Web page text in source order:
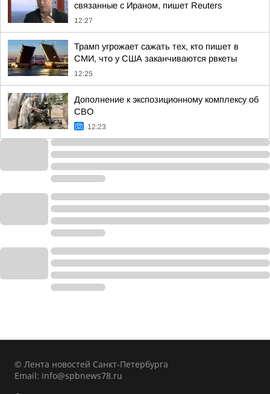
связанные с Ираном, пишет Reuters
12:27
Трамп угрожает сажать тех, кто пишет в
СМИ, что у США заканчиваются рвкеты
12:25
Дополнение к экспозиционному комплексу об
СВО
12:23
© Лента новостей Санкт-Петербурга
Email: info@spbnews78.ru